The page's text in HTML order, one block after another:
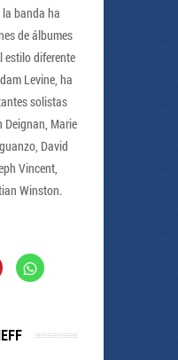
la banda ha
de álbumes
estilo diferente
Levine, ha
solistas
Deignan, Marie
David
Vincent,
Winston.
Haz Haz
clic
abre